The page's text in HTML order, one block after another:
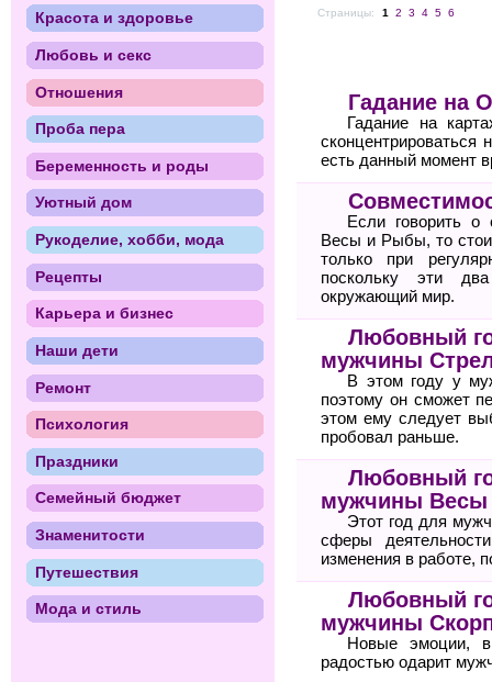
Страницы:
1 2 3 4 5 6
Гадание на
Гадание на
сконцентрироваться
есть данный момент
Если говорить о
Весы и Рыбы, то
только при
поскольку эти
окружающий мир.
Любовный
мужчины
В этом году у
поэтому он сможет
этом ему следует
пробовал раньше.
Любовный
мужчины Весы
Этот год для
сферы
изменения в работе,
Любовный
мужчины
Новые эмоции,
радостью одарит
Красота и здоровье
Любовь и секс
Отношения
Проба пера
Беременность и роды
Уютный дом
Рукоделие, хобби, мода
Рецепты
Карьера и бизнес
Наши дети
Ремонт
Психология
Праздники
Семейный бюджет
Знаменитости
Путешествия
Мода и стиль